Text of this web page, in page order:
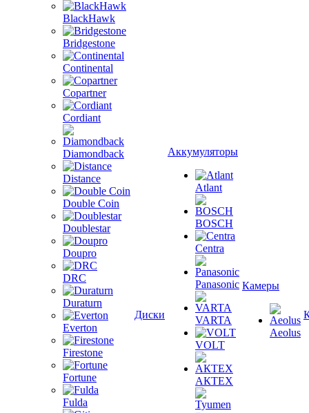
BlackHawk
Bridgestone
Continental
Copartner
Cordiant
Diamondback
Distance
Double Coin
Doublestar
Doupro
DRC
Duraturn
Everton
Firestone
Fortune
Fulda
Диски
Аккумуляторы
Atlant
BOSCH
Centra
Panasonic
VARTA
VOLT
АКТЕХ
Камеры
Aeolus